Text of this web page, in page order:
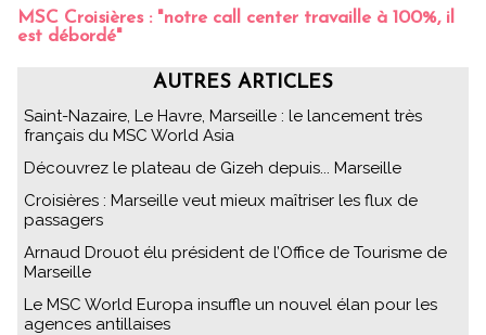
MSC Croisières : "notre call center travaille à 100%, il
est débordé"
AUTRES ARTICLES
Saint-Nazaire, Le Havre, Marseille : le lancement très
français du MSC World Asia
Découvrez le plateau de Gizeh depuis... Marseille
Croisières : Marseille veut mieux maîtriser les flux de
passagers
Arnaud Drouot élu président de l’Office de Tourisme de
Marseille
Le MSC World Europa insuffle un nouvel élan pour les
agences antillaises